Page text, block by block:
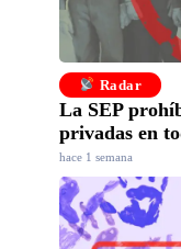
Radar
La SEP
privadas en
hace 1 semana